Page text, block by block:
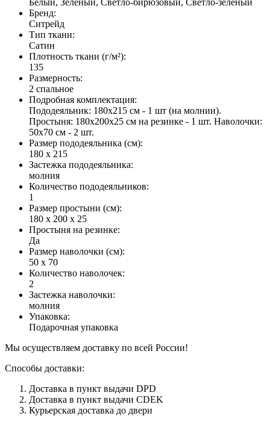
Белый, Зеленый, Светло-бирюзовый, Светло-зеленый
Бренд:
Ситрейд
Тип ткани:
Сатин
Плотность ткани (г/м²):
135
Размерность:
2 спальное
Подробная комплектация:
Пододеяльник: 180х215 см - 1 шт (на молнии).
Простыня: 180х200х25 см на резинке - 1 шт. Наволочки:
50х70 см - 2 шт.
Размер пододеяльника (см):
180 х 215
Застежка пододеяльника:
молния
Количество пододеяльников:
1
Размер простыни (см):
180 х 200 х 25
Простыня на резинке:
Да
Размер наволочки (см):
50 х 70
Количество наволочек:
2
Застежка наволочки:
молния
Упаковка:
Подарочная упаковка
Мы осуществляем доставку по всей России!
Способы доставки:
Доставка в пункт выдачи DPD
Доставка в пункт выдачи CDEK
Курьерская доставка до двери